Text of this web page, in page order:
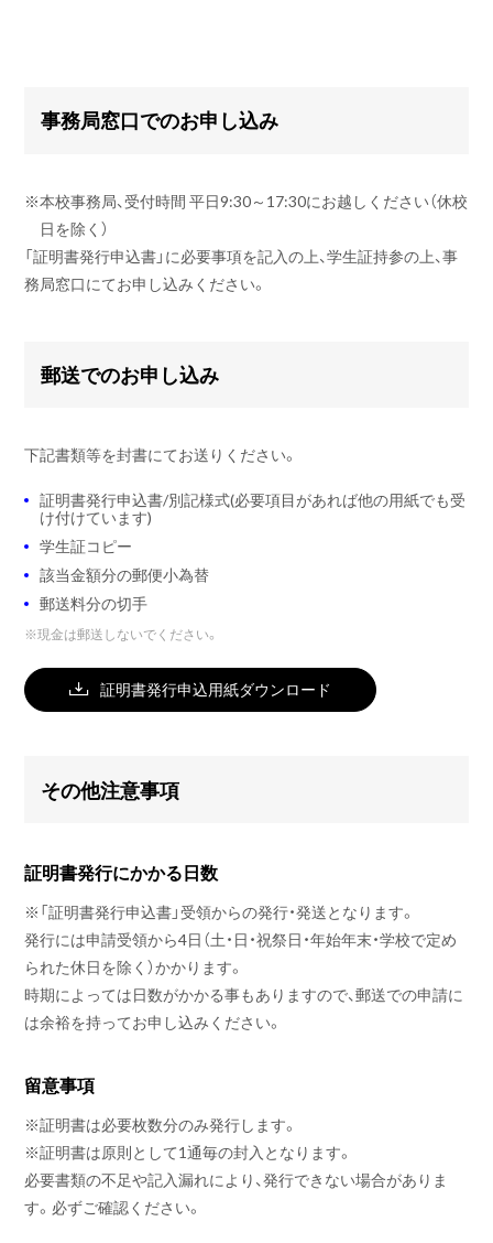
事務局窓口でのお申し込み
※本校事務局、受付時間 平日9:30～17:30にお越しください（休校
日を除く）
「証明書発行申込書」に必要事項を記入の上、学生証持参の上、事
務局窓口にてお申し込みください。
郵送でのお申し込み
下記書類等を封書にてお送りください。
証明書発行申込書/別記様式(必要項目があれば他の用紙でも受
け付けています)
学生証コピー
該当金額分の郵便小為替
郵送料分の切手
※現金は郵送しないでください。
証明書発行申込用紙ダウンロード
その他注意事項
証明書発行にかかる日数
※ 「証明書発行申込書」受領からの発行・発送となります。
発行には申請受領から4日（土・日・祝祭日・年始年末・学校で定め
られた休日を除く）かかります。
時期によっては日数がかかる事もありますので、郵送での申請に
は余裕を持ってお申し込みください。
留意事項
※証明書は必要枚数分のみ発行します。
※証明書は原則として1通毎の封入となります。
必要書類の不足や記入漏れにより、発行できない場合がありま
す。必ずご確認ください。